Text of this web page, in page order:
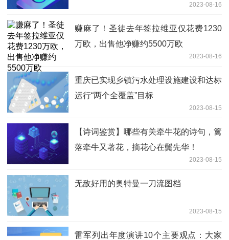
2023-08-16
赚麻了！圣徒去年签拉维亚仅花费1230
万欧，出售他净赚约5500万欧
2023-08-16
重庆已实现乡镇污水处理设施建设和达标
运行“两个全覆盖”目标
2023-08-15
【诗词鉴赏】哪些有关牵牛花的诗句，篱
落牵牛又著花，摘花心在鬓先华！
2023-08-15
无敌好用的奥特曼一刀流图档
2023-08-15
雷军列出年度演讲10个主要观点：大家